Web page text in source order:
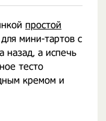
простой
мини-тартов с
назад, а испечь
тесто
кремом и